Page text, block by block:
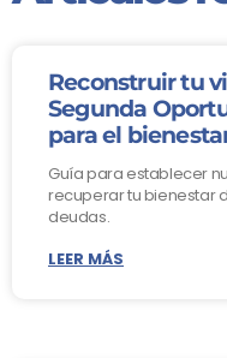
Reconstruir tu
Segunda
para el
Guía para establecer
recuperar tu bienestar
deudas.
LEER MÁS